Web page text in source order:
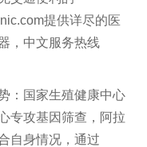
提供详尽的医
，中文服务热线
：国家生殖健康中心
专攻基因筛查，阿拉
自身情况，通过